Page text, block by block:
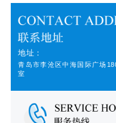
地址：
青岛市李沧区中海国际广场
室